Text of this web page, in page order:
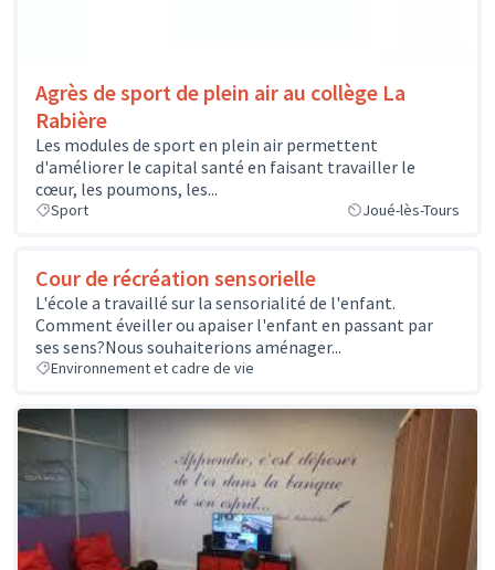
Agrès de sport de plein air au collège La
Rabière
Les modules de sport en plein air permettent
d'améliorer le capital santé en faisant travailler le
cœur, les poumons, les...
Sport Joué-lès-Tours
Cour de récréation sensorielle
L'école a travaillé sur la sensorialité de l'enfant.
Comment éveiller ou apaiser l'enfant en passant par
ses sens?Nous souhaiterions aménager...
Environnement et cadre de vie